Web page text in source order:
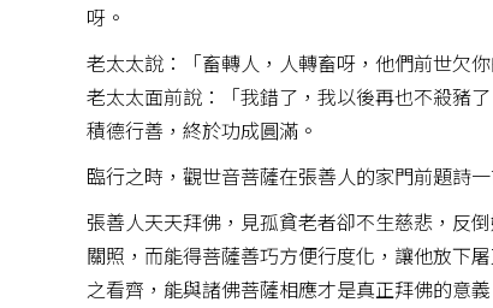
呀。
老太太說：「畜轉人，人轉畜呀，他們前世欠
老太太面前說：「我錯了，我以後再也不殺豬
積德行善，終於功成圓滿。
臨行之時，觀世音菩薩在張善人的家門前題詩
張善人天天拜佛，見孤貧老者卻不生慈悲，反
關照，而能得菩薩善巧方便行度化，讓他放下
之看齊，能與諸佛菩薩相應才是真正拜佛的意義